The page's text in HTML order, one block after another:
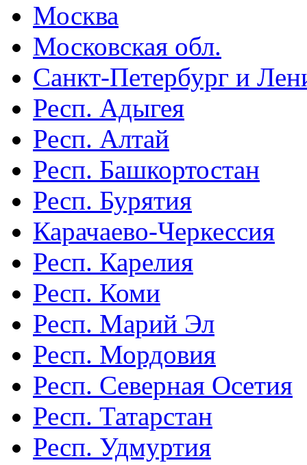
Москва
Московская обл.
Санкт-Петербург и
Респ. Адыгея
Респ. Алтай
Респ. Башкортостан
Респ. Бурятия
Карачаево-Черкессия
Респ. Карелия
Респ. Коми
Респ. Марий Эл
Респ. Мордовия
Респ. Северная Осетия
Респ. Татарстан
Респ. Удмуртия